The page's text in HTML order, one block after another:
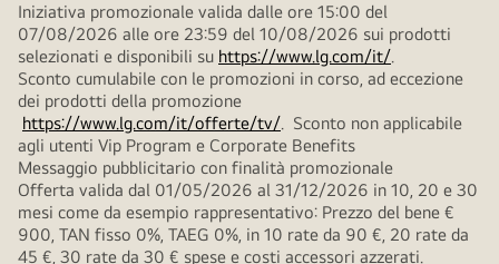
Iniziativa promozionale valida dalle ore 15:00 del
07/08/2026 alle ore 23:59 del 10/08/2026 sui prodotti
selezionati e disponibili su https://www.lg.com/it/.
Sconto cumulabile con le promozioni in corso, ad eccezione
dei prodotti della promozione
https://www.lg.com/it/offerte/tv/. Sconto non applicabile
agli utenti Vip Program e Corporate Benefits
Messaggio pubblicitario con finalità promozionale
Offerta valida dal 01/05/2026 al 31/12/2026 in 10, 20 e 30
mesi come da esempio rappresentativo: Prezzo del bene €
900, TAN fisso 0%, TAEG 0%, in 10 rate da 90 €, 20 rate da
45 €, 30 rate da 30 € spese e costi accessori azzerati.